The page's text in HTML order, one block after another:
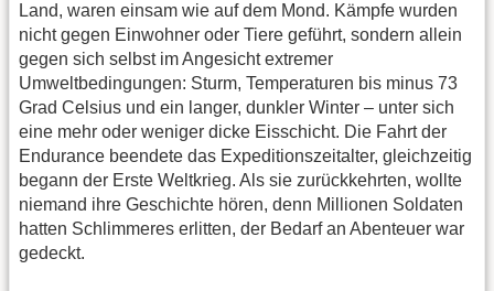
Land, waren einsam wie auf dem Mond. Kämpfe wurden
nicht gegen Einwohner oder Tiere geführt, sondern allein
gegen sich selbst im Angesicht extremer
Umweltbedingungen: Sturm, Temperaturen bis minus 73
Grad Celsius und ein langer, dunkler Winter – unter sich
eine mehr oder weniger dicke Eisschicht. Die Fahrt der
Endurance beendete das Expeditionszeitalter, gleichzeitig
begann der Erste Weltkrieg. Als sie zurückkehrten, wollte
niemand ihre Geschichte hören, denn Millionen Soldaten
hatten Schlimmeres erlitten, der Bedarf an Abenteuer war
gedeckt.